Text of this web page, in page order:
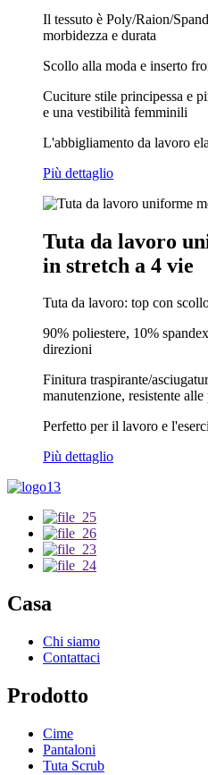
Il tessuto è Poly/Raion/
morbidezza e durata
Scollo alla moda e inserto
Cuciture stile principessa e
e una vestibilità femminili
L'abbigliamento da lavoro
Più dettaglio
Tuta da lavoro
in stretch a 4 vie
Tuta da lavoro: top con
90% poliestere, 10%
direzioni
Finitura traspirante/
manutenzione, resistente alle
Perfetto per il lavoro e
Più dettaglio
Casa
Chi siamo
Contattaci
Prodotto
Cime
Pantaloni
Tuta Scrub